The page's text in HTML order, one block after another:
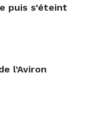
puis s’éteint
l’Aviron